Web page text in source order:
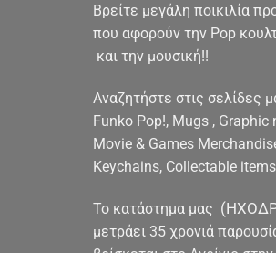
Βρείτε μεγάλη ποικιλία
που αφορούν την Pop
και την μουσική!!
Αναζητήστε στις σελίδες
Funko Pop!, Mugs , Graphic
Movie & Games
Keychains, Collectable
To κατάστημα μας
μετράει 35 χρονιά